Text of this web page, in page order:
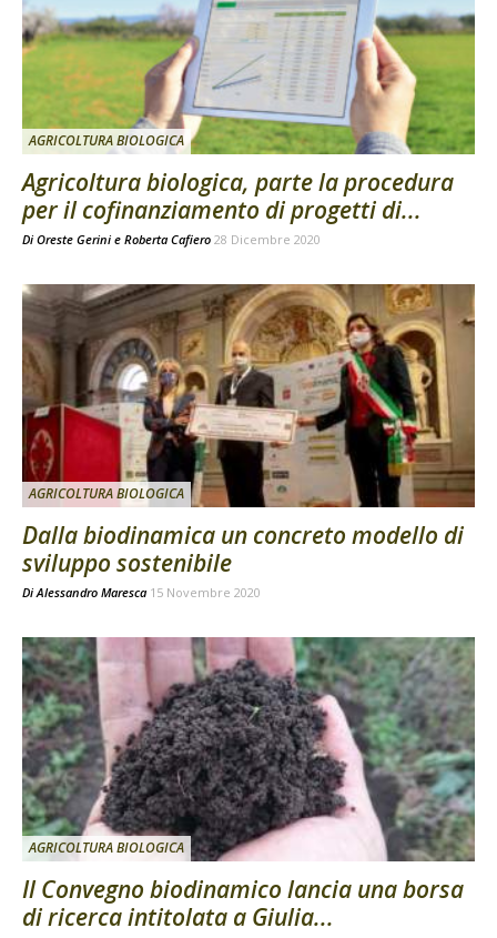
AGRICOLTURA BIOLOGICA
Agricoltura biologica, parte la procedura
per il cofinanziamento di progetti di...
Di Oreste Gerini e Roberta Cafiero 28 Dicembre 2020
AGRICOLTURA BIOLOGICA
Dalla biodinamica un concreto modello di
sviluppo sostenibile
DiAlessandro Maresca 15 Novembre 2020
AGRICOLTURA BIOLOGICA
Il Convegno biodinamico lancia una borsa
di ricerca intitolata a Giulia...